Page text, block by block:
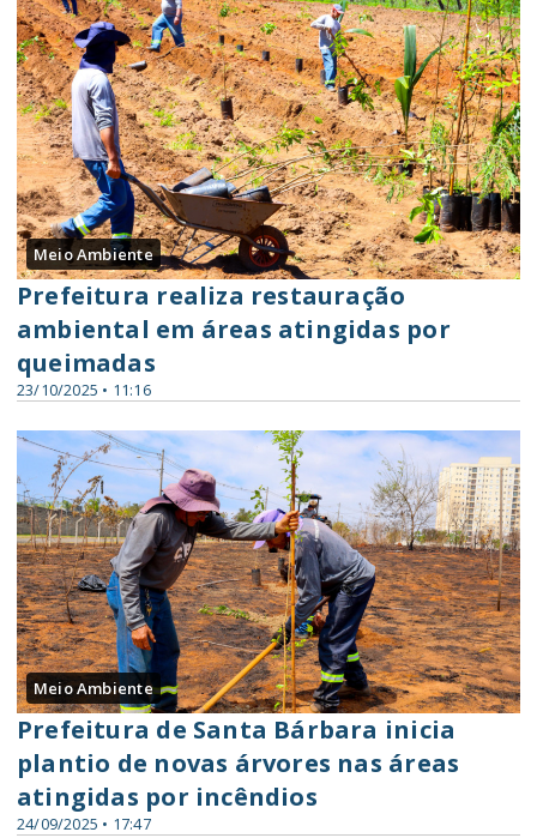
Meio Ambiente
23/10/2025 • 11:16
Prefeitura realiza restauração
ambiental em áreas atingidas por
queimadas
Meio Ambiente
24/09/2025 • 17:47
Prefeitura de Santa Bárbara inicia
plantio de novas árvores nas áreas
atingidas por incêndios